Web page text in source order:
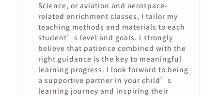
Science, or aviation and aerospace-
related enrichment classes, I tailor my
teaching methods and materials to each
student’s level and goals. I strongly
believe that patience combined with the
right guidance is the key to meaningful
learning progress. I look forward to being
a supportive partner in your child’s
learning journey and inspiring their